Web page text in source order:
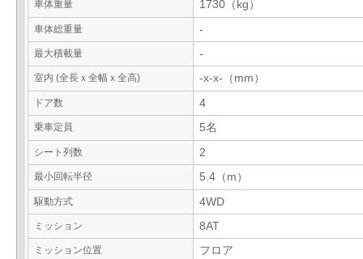
車体重量 1730（kg）
車体総重量 -
最大積載量 -
室内 (全長ｘ全幅ｘ全高) -x-x-（mm）
ドア数 4
乗車定員 5名
シート列数 2
最小回転半径 5.4（m）
駆動方式 4WD
ミッション 8AT
ミッション位置 フロア